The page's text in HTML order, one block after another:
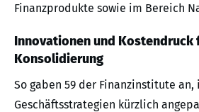
Finanzprodukte sowie im Bereich
Innovationen und Kostendruck
Konsolidierung
So gaben 59 der Finanzinstitute an,
Geschäftsstrategien kürzlich